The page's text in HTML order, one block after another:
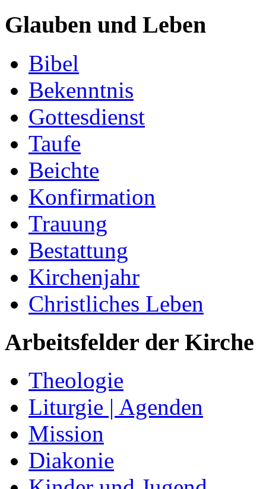
Glauben und Leben
Bibel
Bekenntnis
Gottesdienst
Taufe
Beichte
Konfirmation
Trauung
Bestattung
Kirchenjahr
Christliches Leben
Arbeitsfelder der Kirche
Theologie
Liturgie | Agenden
Mission
Diakonie